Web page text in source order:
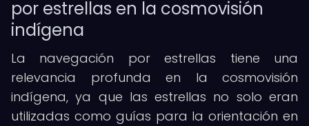
por estrellas en la cosmovisión
indígena
La navegación por estrellas tiene una
relevancia profunda en la cosmovisión
indígena, ya que las estrellas no solo eran
utilizadas como guías para la orientación en